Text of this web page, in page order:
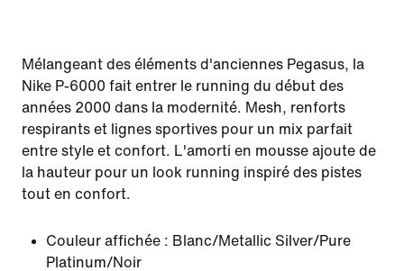
Mélangeant des éléments d'anciennes Pegasus, la
Nike P-6000 fait entrer le running du début des
années 2000 dans la modernité. Mesh, renforts
respirants et lignes sportives pour un mix parfait
entre style et confort. L'amorti en mousse ajoute de
la hauteur pour un look running inspiré des pistes
tout en confort.
Couleur affichée : Blanc/Metallic Silver/Pure
Platinum/Noir